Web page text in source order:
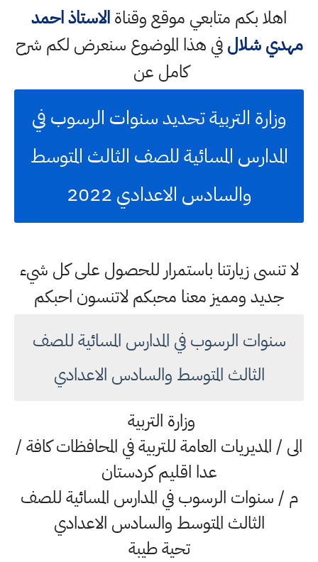
اهلا بكم متابعي موقع وقناةالاستاذ احمد
مهدي شلالفي هذا الموضوع سنعرض لكم شرح
كامل عن
وزارة التربية تحديد سنوات الرسوب في
المدارس المسائية للصف الثالث المتوسط
والسادس الاعدادي 2022
لا تنسى زيارتنا باستمرار للحصول على كل شيء
جديد ومميز معنا محبكم لاتنسون احبكم
سنوات الرسوب في المدارس المسائية للصف
الثالث المتوسط والسادس الاعدادي
وزارة التربية
الى / المديريات العامة للتربية في المحافظات كافة /
عدا اقليم كردستان
م / سنوات الرسوب في المدارس المسائية للصف
الثالث المتوسط والسادس الاعدادي
تحية طيبة